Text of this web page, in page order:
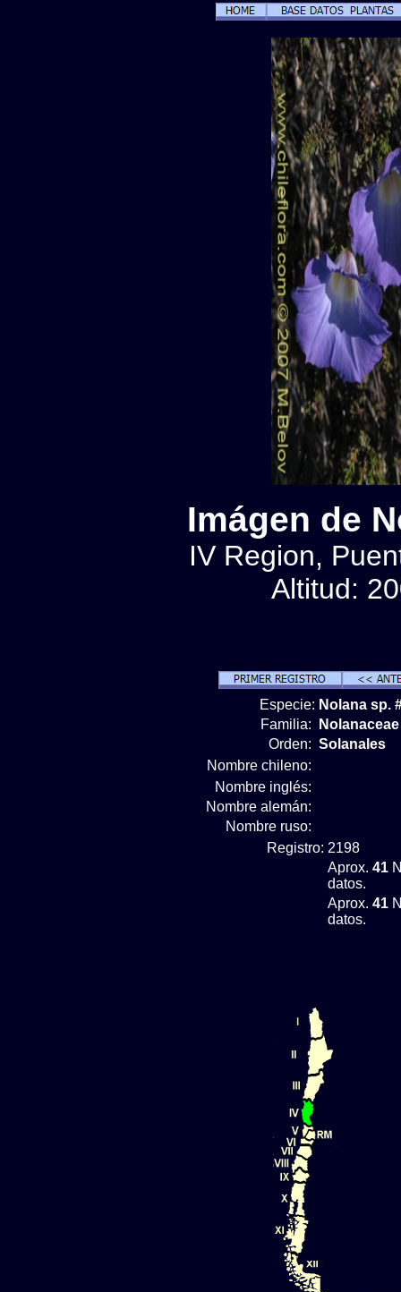
Imágen de
IV Region,
Altitud:
Especie: Nolana sp.
Familia:
Nolanaceae
Orden: Solanales
Nombre chileno:
Nombre inglés:
Nombre alemán:
Nombre ruso:
Registro: 2198
Aprox. 41
datos.
Aprox. 41
datos.